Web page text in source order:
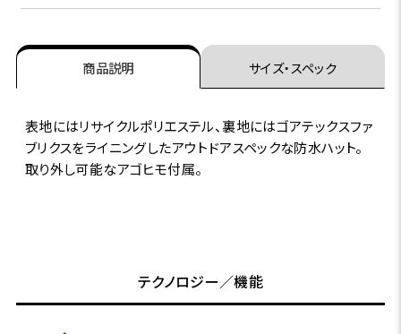
商品説明 サイズ・スペック
表地にはリサイクルポリエステル、裏地にはゴアテックスファ
ブリクスをライニングしたアウトドアスペックな防水ハット。
取り外し可能なアゴヒモ付属。
テクノロジー／機能